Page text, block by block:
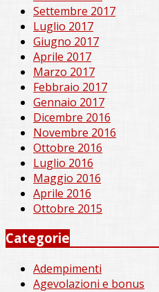
Settembre 2017
Luglio 2017
Giugno 2017
Aprile 2017
Marzo 2017
Febbraio 2017
Gennaio 2017
Dicembre 2016
Novembre 2016
Ottobre 2016
Luglio 2016
Maggio 2016
Aprile 2016
Ottobre 2015
Categorie
Adempimenti
Agevolazioni e bonus